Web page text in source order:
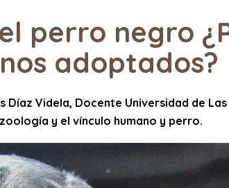
perro negro
adoptados?
Díaz Videla, Docente Universidad de
y el vínculo humano y perro.